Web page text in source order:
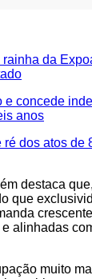
rainha da
e concede
anos
dos atos de
destaca
que
alinhadas
muito